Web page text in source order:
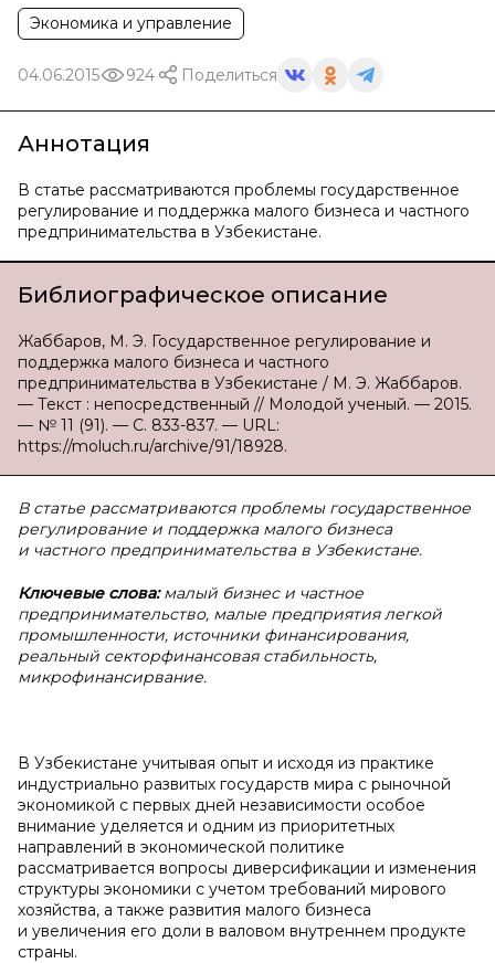
Экономика и управление
04.06.2015 924 Поделиться
Аннотация
В статье рассматриваются проблемы государственное
регулирование и поддержка малого бизнеса и частного
предпринимательства в Узбекистане.
Библиографическое описание
Жаббаров, М. Э. Государственное регулирование и
поддержка малого бизнеса и частного
предпринимательства в Узбекистане / М. Э. Жаббаров.
— Текст : непосредственный // Молодой ученый. — 2015.
— № 11 (91). — С. 833-837. — URL:
https://moluch.ru/archive/91/18928.
В статье рассматриваются проблемы государственное
регулирование и поддержка малого бизнеса
и частного предпринимательства в Узбекистане.
Ключевые слова: малый бизнес и частное
предпринимательство, малые предприятия легкой
промышленности, источники финансирования,
реальный секторфинансовая стабильность,
микрофинансирвание.
В Узбекистане учитывая опыт и исходя из практике
индустриально развитых государств мира с рыночной
экономикой с первых дней независимости особое
внимание уделяется и одним из приоритетных
направлений в экономической политике
рассматривается вопросы диверсификации и изменения
структуры экономики с учетом требований мирового
хозяйства, а также развития малого бизнеса
и увеличения его доли в валовом внутреннем продукте
страны.